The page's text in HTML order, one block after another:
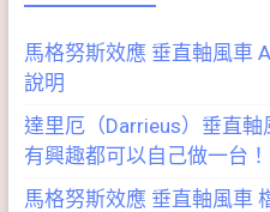
馬格努斯效應 垂直軸風車
說明
達里厄（Darrieus）垂直軸
有興趣都可以自己做一台！
馬格努斯效應 垂直軸風車